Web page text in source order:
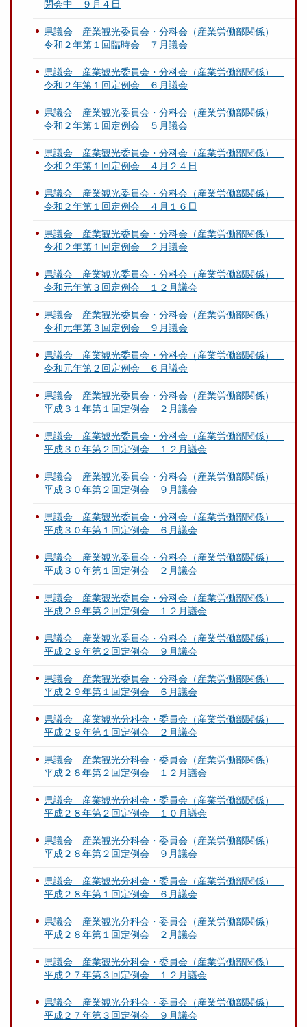
閉会中 ９月４日
県議会 産業観光委員会・分科会（産業労働部関係）
令和２年第１回臨時会 ７月議会
県議会 産業観光委員会・分科会（産業労働部関係）
令和２年第１回定例会 ６月議会
県議会 産業観光委員会・分科会（産業労働部関係）
令和２年第１回定例会 ５月議会
県議会 産業観光委員会・分科会（産業労働部関係）
令和２年第１回定例会 ４月２４日
県議会 産業観光委員会・分科会（産業労働部関係）
令和２年第１回定例会 ４月１６日
県議会 産業観光委員会・分科会（産業労働部関係）
令和２年第１回定例会 ２月議会
県議会 産業観光委員会・分科会（産業労働部関係）
令和元年第３回定例会 １２月議会
県議会 産業観光委員会・分科会（産業労働部関係）
令和元年第３回定例会 ９月議会
県議会 産業観光委員会・分科会（産業労働部関係）
令和元年第２回定例会 ６月議会
県議会 産業観光委員会・分科会（産業労働部関係）
平成３１年第１回定例会 ２月議会
県議会 産業観光委員会・分科会（産業労働部関係）
平成３０年第２回定例会 １２月議会
県議会 産業観光委員会・分科会（産業労働部関係）
平成３０年第２回定例会 ９月議会
県議会 産業観光委員会・分科会（産業労働部関係）
平成３０年第１回定例会 ６月議会
県議会 産業観光委員会・分科会（産業労働部関係）
平成３０年第１回定例会 ２月議会
県議会 産業観光委員会・分科会（産業労働部関係）
平成２９年第２回定例会 １２月議会
県議会 産業観光委員会・分科会（産業労働部関係）
平成２９年第２回定例会 ９月議会
県議会 産業観光委員会・分科会（産業労働部関係）
平成２９年第１回定例会 ６月議会
県議会 産業観光分科会・委員会（産業労働部関係）
平成２９年第１回定例会 ２月議会
県議会 産業観光分科会・委員会（産業労働部関係）
平成２８年第２回定例会 １２月議会
県議会 産業観光分科会・委員会（産業労働部関係）
平成２８年第２回定例会 １０月議会
県議会 産業観光分科会・委員会（産業労働部関係）
平成２８年第２回定例会 ９月議会
県議会 産業観光分科会・委員会（産業労働部関係）
平成２８年第１回定例会 ６月議会
県議会 産業観光分科会・委員会（産業労働部関係）
平成２８年第１回定例会 ２月議会
県議会 産業観光分科会・委員会（産業労働部関係）
平成２７年第３回定例会 １２月議会
県議会 産業観光分科会・委員会（産業労働部関係）
平成２７年第３回定例会 ９月議会